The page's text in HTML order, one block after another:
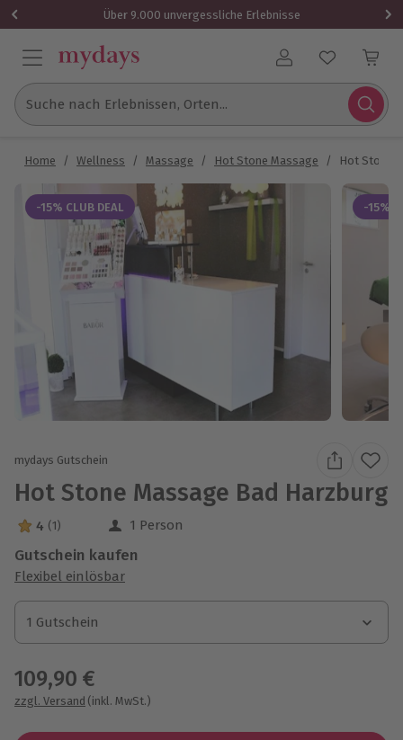
Über 9.000 unvergessliche Erlebnisse
Benutzerkonto
Suche nach Erlebnissen, Orten...
Home / Wellness / Massage / Hot Stone Massage / Hot Stone
-15% CLUB DEAL -15%
mydays Gutschein
Hot Stone Massage Bad Harzburg
4 Sterne von 5 aus 1 Bewertungen
4 (1) 1 Person
Gutschein kaufen
Flexibel einlösbar
1 Gutschein
1 Gutschein
1 Gutschein
109,90 €
zzgl. Versand (inkl. MwSt.)